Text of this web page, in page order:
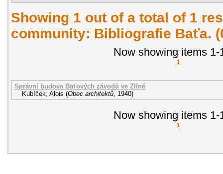
Showing 1 out of a total of 1
community: Bibliografie Baťa.
Now showing items 1-
1
Správní budova Baťových závodů ve Zlíně
Kubíček, Alois (Obec architektů, 1940)
Now showing items 1-
1